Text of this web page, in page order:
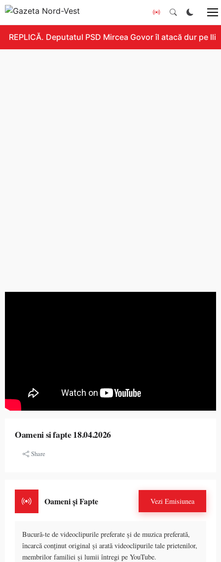
REPLICĂ. Deputatul PSD Mircea Govor îl atacă dur pe
Oameni si fapte 18.04.2026
Share
Oameni și Fapte Vezi Emisiunea
Bucură-te de videoclipurile preferate și de muzica preferată,
încarcă conținut original și arată videoclipurile tale prietenilor,
membrilor familiei și lumii întregi pe YouTube.